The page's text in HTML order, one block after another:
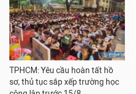
TPHCM: Yêu cầu hoàn tất hồ
sơ, thủ tục sắp xếp trường học